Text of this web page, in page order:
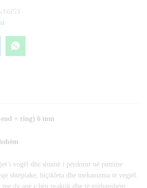
+ ring) 6 mm
i vogël dhe shumë i përdorur në punime
shtëpiake, biçikleta dhe mekanizma të vegjël.
dy anë e bën praktik dhe të gjithanshëm: